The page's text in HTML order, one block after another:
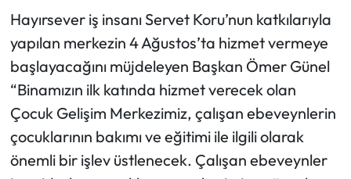
Hayırsever iş insanı Servet Koru’nun katkılarıyla
yapılan merkezin 4 Ağustos’ta hizmet vermeye
başlayacağını müjdeleyen Başkan Ömer Günel
“Binamızın ilk katında hizmet verecek olan
Çocuk Gelişim Merkezimiz, çalışan ebeveynlerin
çocuklarının bakımı ve eğitimi ile ilgili olarak
önemli bir işlev üstlenecek. Çalışan ebeveynler